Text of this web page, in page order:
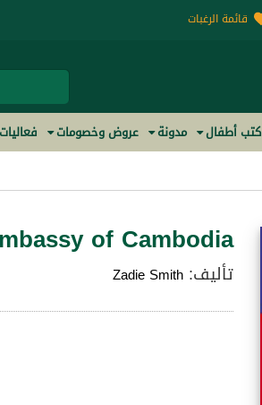
قائمة الرغبات
كتب أطفال مدونة عروض وخصومات فعاليات
of Cambodia
تأليف: Zadie Smith